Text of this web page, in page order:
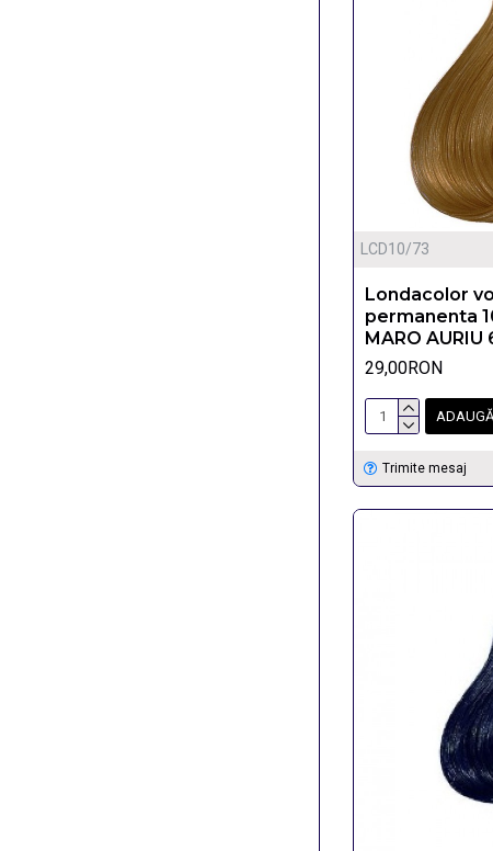
LCD10/73
Londacolor
permanenta
MARO AURIU
29,00RON
Trimite mesaj